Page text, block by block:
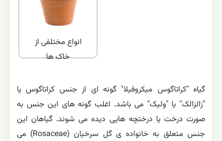
انواع مختلفی از
خاک ها
گیاه "کراتاگوس میکروفیلا" گونه ای از جنس کراتاگوس یا
"زالزالک" یا "ولیک" می باشد. اغلب گونه های این جنس به
صورت درخت یا درختچه هایی دیده می شوند. گیاهان این
جنس متعلق به خانواده ی گل سرخیان (Rosaceae) می